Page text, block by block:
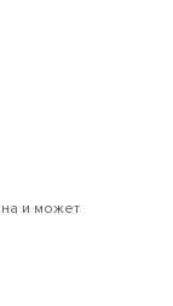
и может